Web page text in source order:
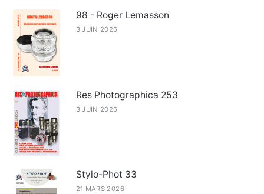
98 - Roger Lemasson
3 JUIN 2026
Res Photographica 253
3 JUIN 2026
Stylo-Phot 33
21 MARS 2026